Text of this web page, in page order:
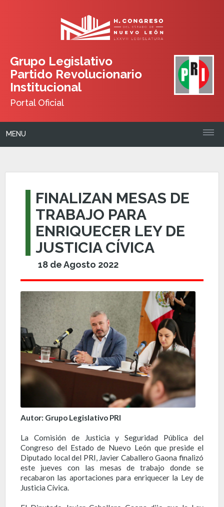
Grupo Legislativo
Partido Revolucionario
Institucional
Portal Oficial
MENU
FINALIZAN MESAS DE
TRABAJO PARA
ENRIQUECER LEY DE
JUSTICIA CÍVICA
18 de Agosto 2022
Autor: Grupo Legislativo PRI
La Comisión de Justicia y Seguridad Pública del
Congreso del Estado de Nuevo León que preside el
Diputado local del PRI, Javier Caballero Gaona finalizó
este jueves con las mesas de trabajo donde se
recabaron las aportaciones para enriquecer la Ley de
Justicia Cívica.